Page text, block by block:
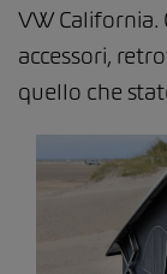
VW California.
accessori,
quello che